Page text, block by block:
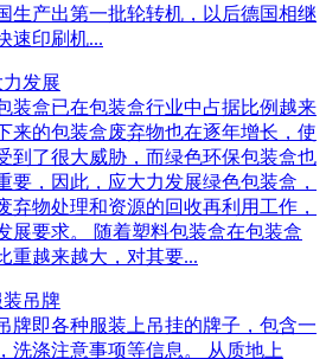
生产出第一批轮转机，以后德国相继
速印刷机...
发展
装盒已在包装盒行业中占据比例越来
来的包装盒废弃物也在逐年增长，使
到了很大威胁，而绿色环保包装盒也
要，因此，应大力发展绿色包装盒，
弃物处理和资源的回收再利用工作，
展要求。 随着塑料包装盒在包装盒
重越来越大，对其要...
吊牌
牌即各种服装上吊挂的牌子，包含一
洗涤注意事项等信息。 从质地上